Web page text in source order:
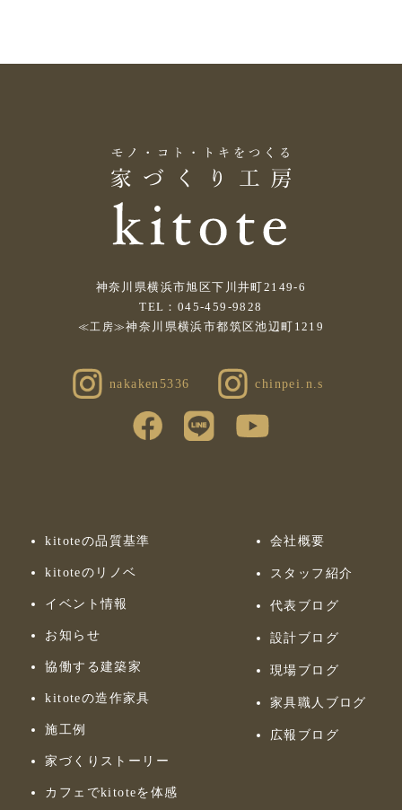
神奈川県横浜市旭区下川井町2149-6
TEL：045-459-9828
≪工房≫神奈川県横浜市都筑区池辺町1219
nakaken5336 chinpei.n.s
kitoteの品質基準
kitoteのリノベ
イベント情報
お知らせ
協働する建築家
kitoteの造作家具
施工例
家づくりストーリー
カフェでkitoteを体感
会社概要
スタッフ紹介
代表ブログ
設計ブログ
現場ブログ
家具職人ブログ
広報ブログ